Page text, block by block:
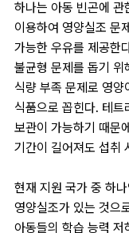
하나는 아동 빈곤에 관
이용하여 영양실조 문
가능한 우유를 제공한
불균형 문제를 돕기 위
식량 부족 문제로 영양
식품으로 꼽힌다. 테트
보관이 가능하기 때문
기간이 길어져도 섭취
현재 지원 국가 중 하
영양실조가 있는 것으
아동들의 학습 능력 저